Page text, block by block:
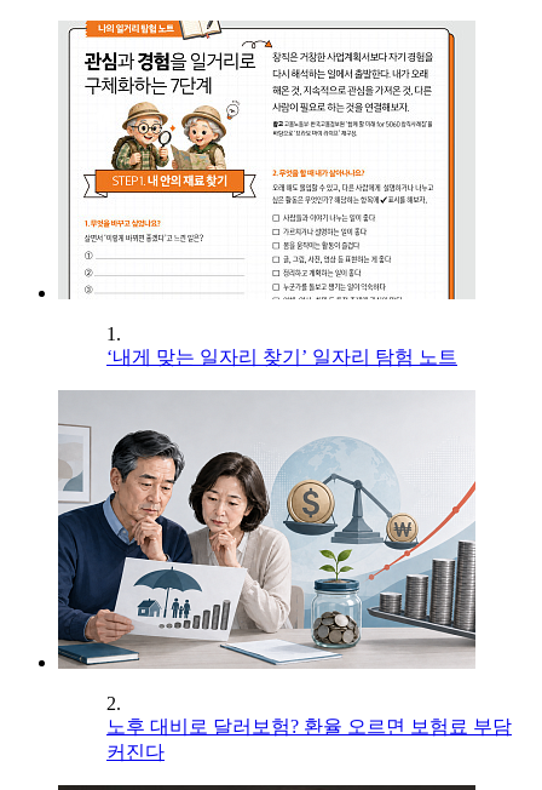
1.
‘내게 맞는 일자리 찾기’ 일자리 탐험 노트
2.
노후 대비로 달러보험? 환율 오르면 보험료 부담
커진다